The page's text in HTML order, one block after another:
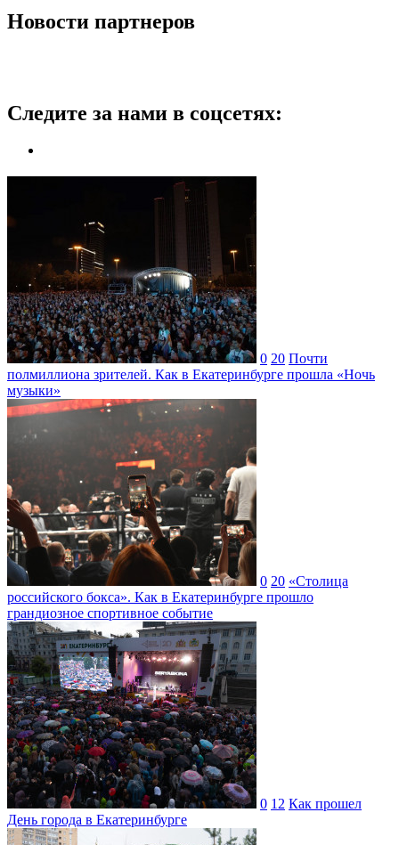
Новости партнеров
Следите за нами в соцсетях:
0 20 Почти
полмиллиона зрителей. Как в Екатеринбурге прошла «Ночь
музыки»
0 20 «Столица
российского бокса». Как в Екатеринбурге прошло
грандиозное спортивное событие
0 12 Как прошел
День города в Екатеринбурге